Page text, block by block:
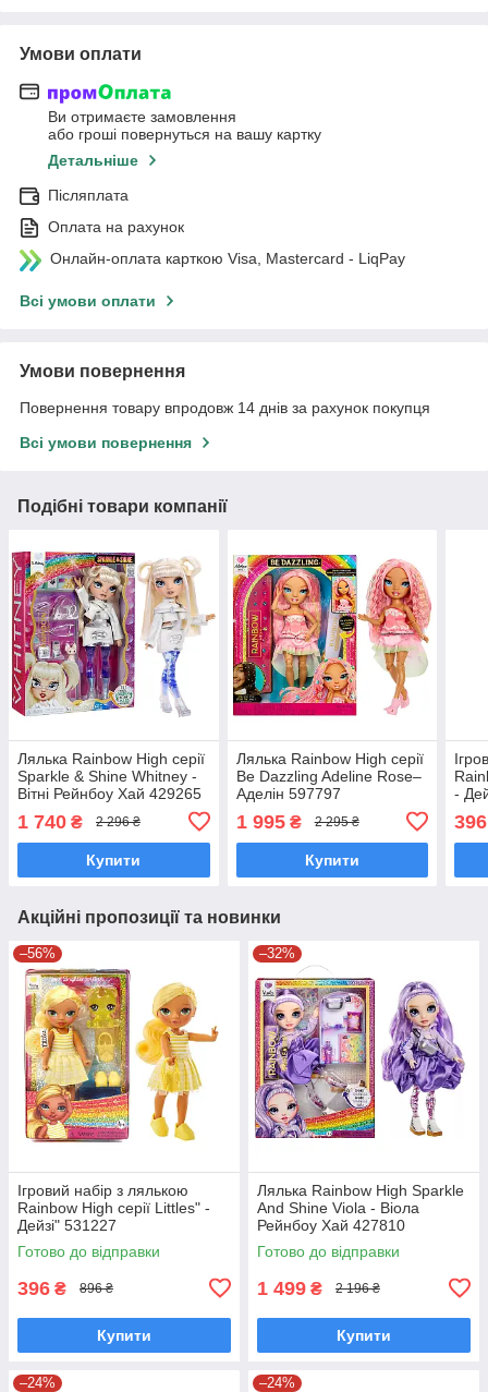
Умови оплати
Ви отримаєте замовлення
або гроші повернуться на вашу картку
Детальніше
Післяплата
Оплата на рахунок
Онлайн-оплата карткою Visa, Mastercard - LiqPay
Всі умови оплати
Умови повернення
Повернення товару впродовж 14 днів за рахунок покупця
Всі умови повернення
Подібні товари компанії
Лялька Rainbow High серії
Sparkle & Shine Whitney -
Вітні Рейнбоу Хай 429265
1 740 ₴ 2 296 ₴
Купити
Лялька Rainbow High серії
Be Dazzling Adeline Rose–
Аделін 597797
1 995₴ 2 295 ₴
Купити
-
396
Акційні пропозиції та новинки
–56%
Ігровий набір з лялькою
Rainbow High серії Littles" -
Дейзі" 531227
Готово до відправки
396 ₴ 896 ₴
Купити
–32%
Лялька Rainbow High Sparkle
And Shine Viola - Віола
Рейнбоу Хай 427810
Готово до відправки
1 499 ₴ 2 196 ₴
Купити
–24% –24%